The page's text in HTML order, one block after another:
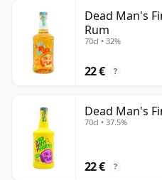
Dead Man's
Rum
70cl • 32%
22 € ?
Dead Man's
70cl • 37.5%
22 € ?